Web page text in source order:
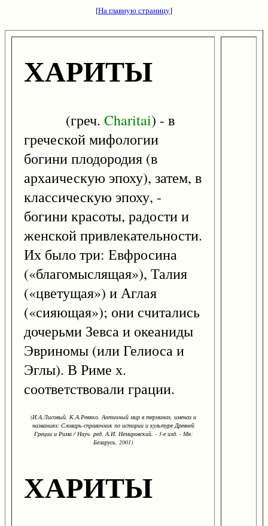
[На главную страницу]
ХАРИТЫ
(греч. Charitai) - в
греческой мифологии
богини плодородия (в
архаическую эпоху), затем, в
классическую эпоху, -
богини красоты, радости и
женской привлекательности.
Их было три: Евфросина
(«благомыслящая»), Талия
(«цветущая») и Аглая
(«сияющая»); они считались
дочерьми Зевса и океаниды
Эвриномы (или Гелиоса и
Эглы). В Риме х.
соответствовали грации.
(И.А.Лисовый, К.А.Ревяко. Античный мир в терминах, именах и
названиях: Словарь-справочник по истории и культуре Древней
Греции и Рима / Науч. ред. А.И. Немировский. - 3-е изд. - Мн:
Беларусь, 2001)
ХАРИТЫ